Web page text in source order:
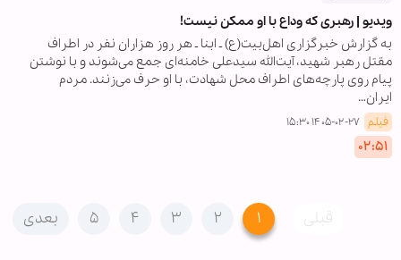
ویدیو | رهبری که وداع با او ممکن نیست!
به گزارش خبرگزاری اهل‌بیت(ع) ـ ابنا ـ هر روز هزاران نفر در اطراف
مقتل رهبر شهید، آیت‌الله سیدعلی خامنه‌ای جمع می‌شوند و با نوشتن
پیام روی پارچه‌های اطراف محل شهادت، با او حرف می‌زنند. مردم
ایران…
فیلم ۱۴۰۵-۰۲-۲۷ ۱۵:۳۰
۰۲:۵۱
قبلی ۱ ۲ ۳ ۴ ۵ بعدی